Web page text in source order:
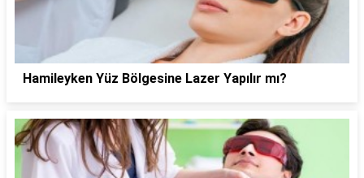
Hamileyken Yüz Bölgesine Lazer Yapılır mı?